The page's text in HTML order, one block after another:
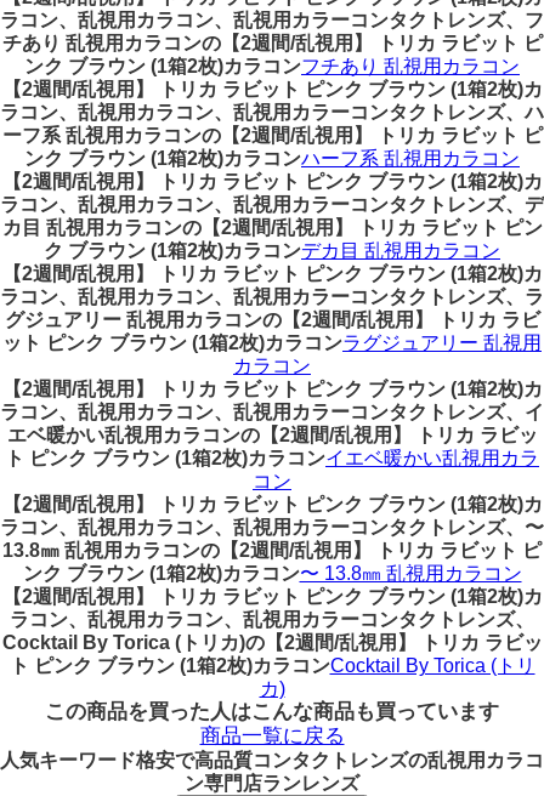
ラコン、乱視用カラコン、乱視用カラーコンタクトレンズ、フ
チあり 乱視用カラコンの【2週間/乱視用】 トリカ ラビット ピ
ンク ブラウン (1箱2枚)カラコンフチあり 乱視用カラコン
【2週間/乱視用】 トリカ ラビット ピンク ブラウン (1箱2枚)カ
ラコン、乱視用カラコン、乱視用カラーコンタクトレンズ、ハ
ーフ系 乱視用カラコンの【2週間/乱視用】 トリカ ラビット ピ
ンク ブラウン (1箱2枚)カラコンハーフ系 乱視用カラコン
【2週間/乱視用】 トリカ ラビット ピンク ブラウン (1箱2枚)カ
ラコン、乱視用カラコン、乱視用カラーコンタクトレンズ、デ
カ目 乱視用カラコンの【2週間/乱視用】 トリカ ラビット ピン
ク ブラウン (1箱2枚)カラコンデカ目 乱視用カラコン
【2週間/乱視用】 トリカ ラビット ピンク ブラウン (1箱2枚)カ
ラコン、乱視用カラコン、乱視用カラーコンタクトレンズ、ラ
グジュアリー 乱視用カラコンの【2週間/乱視用】 トリカ ラビ
ット ピンク ブラウン (1箱2枚)カラコンラグジュアリー 乱視用
カラコン
【2週間/乱視用】 トリカ ラビット ピンク ブラウン (1箱2枚)カ
ラコン、乱視用カラコン、乱視用カラーコンタクトレンズ、イ
エベ暖かい乱視用カラコンの【2週間/乱視用】 トリカ ラビッ
ト ピンク ブラウン (1箱2枚)カラコンイエベ暖かい乱視用カラ
コン
【2週間/乱視用】 トリカ ラビット ピンク ブラウン (1箱2枚)カ
ラコン、乱視用カラコン、乱視用カラーコンタクトレンズ、〜
13.8㎜ 乱視用カラコンの【2週間/乱視用】 トリカ ラビット ピ
ンク ブラウン (1箱2枚)カラコン〜 13.8㎜ 乱視用カラコン
【2週間/乱視用】 トリカ ラビット ピンク ブラウン (1箱2枚)カ
ラコン、乱視用カラコン、乱視用カラーコンタクトレンズ、
Cocktail By Torica (トリカ)の【2週間/乱視用】 トリカ ラビッ
ト ピンク ブラウン (1箱2枚)カラコンCocktail By Torica (トリ
カ)
この商品を買った人はこんな商品も買っています
商品一覧に戻る
人気キーワード格安で高品質コンタクトレンズの乱視用カラコ
ン専門店ランレンズ